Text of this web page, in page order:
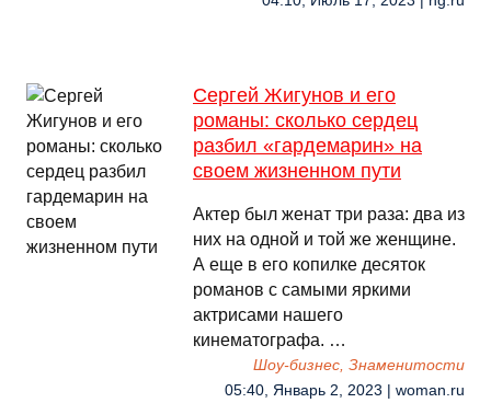
Сергей Жигунов и его
романы: сколько сердец
разбил «гардемарин» на
своем жизненном пути
Актер был женат три раза: два из
них на одной и той же женщине.
А еще в его копилке десяток
романов с самыми яркими
актрисами нашего
кинематографа. …
Шоу-бизнес, Знаменитости
05:40, Январь 2, 2023 | woman.ru